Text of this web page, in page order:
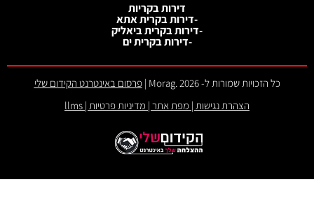
דירות בקריות
-דירות בקרית אתא
-דירות בקרית ביאליק
-דירות בקרית ים
כל הזכויות שמורות ל- 2026 .Morag |
פרסום באינטרנט הקידום שלי
הצהרת נגישות | מפת אתר | מדיניות פרטיות |
llms